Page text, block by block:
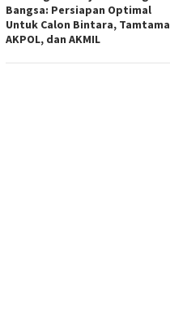
Bangsa: Persiapan Optimal
Untuk Calon Bintara, Tamtama
AKPOL, dan AKMIL